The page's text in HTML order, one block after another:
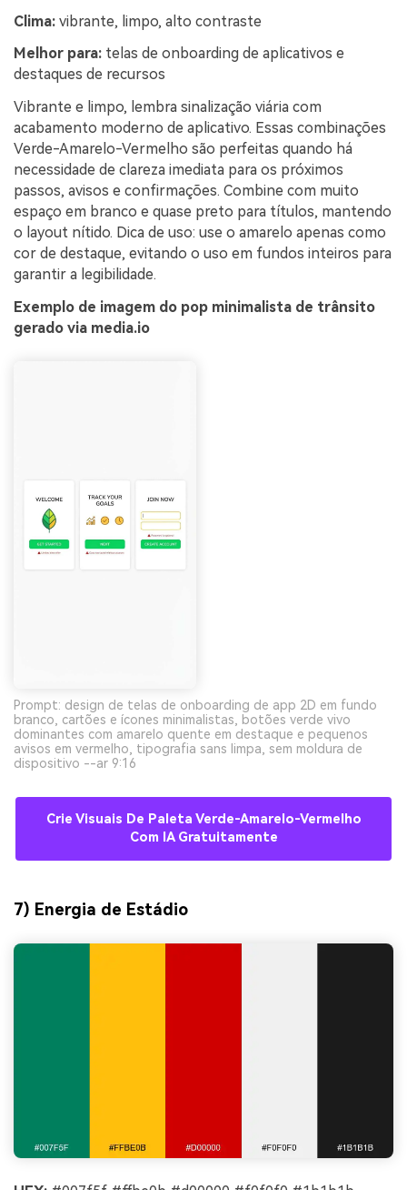
Clima: vibrante, limpo, alto contraste
Melhor para: telas de onboarding de aplicativos e
destaques de recursos
Vibrante e limpo, lembra sinalização viária com
acabamento moderno de aplicativo. Essas combinações
Verde-Amarelo-Vermelho são perfeitas quando há
necessidade de clareza imediata para os próximos
passos, avisos e confirmações. Combine com muito
espaço em branco e quase preto para títulos, mantendo
o layout nítido. Dica de uso: use o amarelo apenas como
cor de destaque, evitando o uso em fundos inteiros para
garantir a legibilidade.
Exemplo de imagem do pop minimalista de trânsito
gerado via media.io
Prompt: design de telas de onboarding de app 2D em fundo
branco, cartões e ícones minimalistas, botões verde vivo
dominantes com amarelo quente em destaque e pequenos
avisos em vermelho, tipografia sans limpa, sem moldura de
dispositivo --ar 9:16
Crie Visuais De Paleta Verde-Amarelo-Vermelho
Com IA Gratuitamente
7) Energia de Estádio